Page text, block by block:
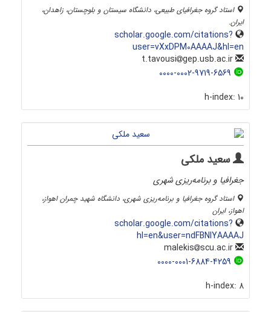
استاد گروه جغرافیای طبیعی، دانشگاه سیستان و بلوچستان، زاهدان،
ایران.
scholar.google.com/citations?
user=vXxDPM0AAAAJ&hl=en
gep.usb.ac.ir
0000-0002-9719-6569
h-index: 10
سعید ملکی
جغرافیا و برنامه‌ریزی شهری
استاد گروه جغرافیا و برنامه‌ریزی شهری، دانشگاه شهید چمران اهواز،
اهواز، ایران
scholar.google.com/citations?
hl=en&user=ndFBNlYAAAAJ
scu.ac.ir
0000-0001-6884-4259
h-index: 8